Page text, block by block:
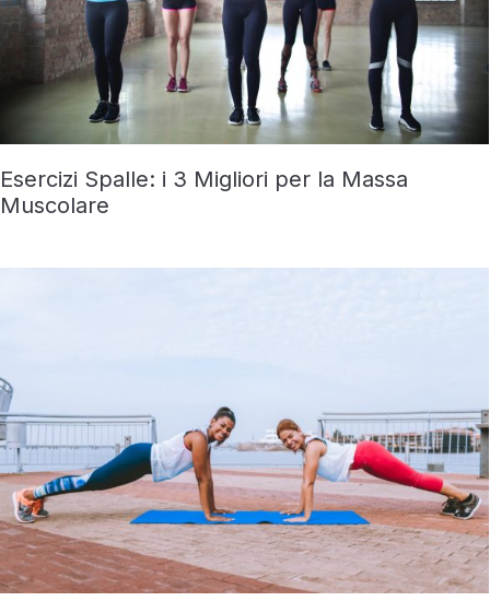
Esercizi Spalle: i 3 Migliori per la Massa
Muscolare